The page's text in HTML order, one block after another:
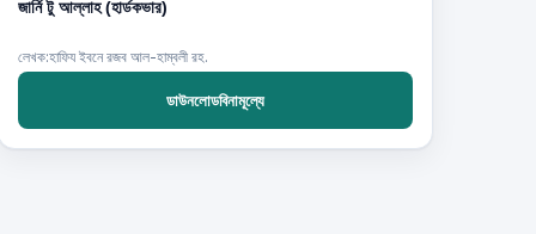
জার্নি টু আল্লাহ (হার্ডকভার)
লেখক:হাফিয ইবনে রজব আল-হাম্বলী রহ.
ডাউনলোডবিনামূল্যে